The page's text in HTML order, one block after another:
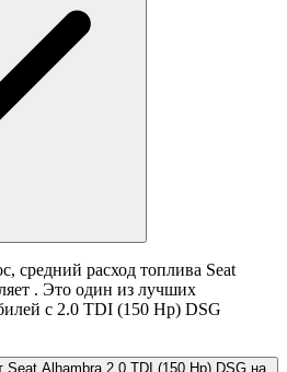
средний расход топлива Seat
. Это один из лучших
с 2.0 TDI (150 Hp) DSG
Seat Alhambra 2.0 TDI (150 Hp) DSG на